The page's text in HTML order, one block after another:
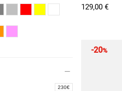
129,00 €
-20%
230